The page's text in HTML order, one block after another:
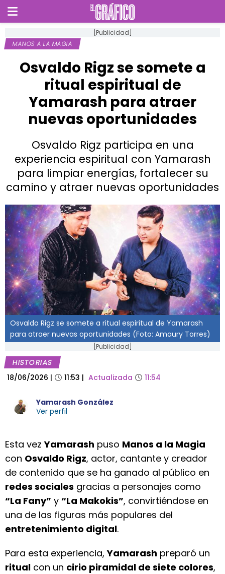
[Publicidad]
MANOS A LA MAGIA
Osvaldo Rigz se somete a
ritual espiritual de
Yamarash para atraer
nuevas oportunidades
Osvaldo Rigz participa en una
experiencia espiritual con Yamarash
para limpiar energías, fortalecer su
camino y atraer nuevas oportunidades
Osvaldo Rigz se somete a ritual espiritual de Yamarash
para atraer nuevas oportunidades (Foto: Amaury Torres)
[Publicidad]
HISTORIAS
18/06/2026 | 11:53 | Actualizada 11:54
Yamarash González
Ver perfil
Esta vezYamarash puso Manos a la Magia
con Osvaldo Rigz, actor, cantante y creador
de contenido que se ha ganado al público en
redes sociales gracias a personajes como
“La Fany” y “La Makokis”, convirtiéndose en
una de las figuras más populares del
entretenimiento digital.
Para esta experiencia,Yamarash preparó un
ritual con un cirio piramidal de siete colores,